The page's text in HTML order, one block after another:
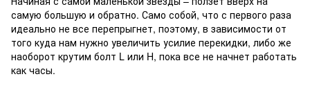
самую большую и обратно. Само собой, что с первого раза
идеально не все перепрыгнет, поэтому, в зависимости от
того куда нам нужно увеличить усилие перекидки, либо же
наоборот крутим болт L или H, пока все не начнет работать
как часы.